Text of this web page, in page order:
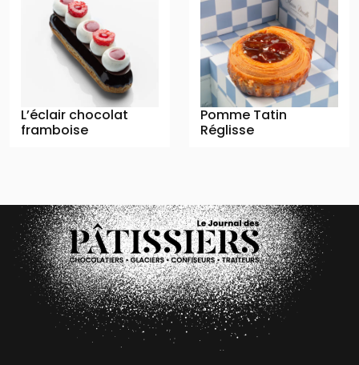
L’éclair chocolat
framboise
Pomme Tatin
Réglisse